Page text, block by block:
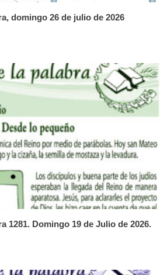
domingo 26 de julio de 2026
1281. Domingo 19 de Julio de 2026.